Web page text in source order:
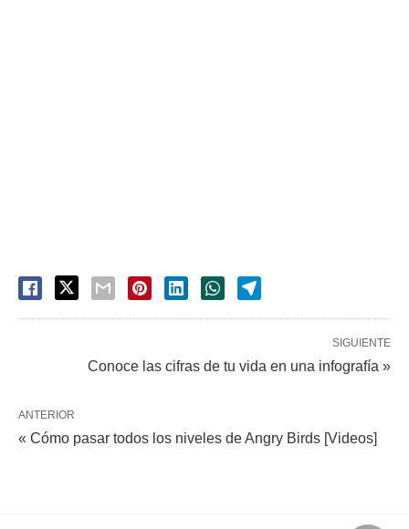
SIGUIENTE
Conoce las cifras de tu vida en una infografía »
ANTERIOR
« Cómo pasar todos los niveles de Angry Birds [Videos]